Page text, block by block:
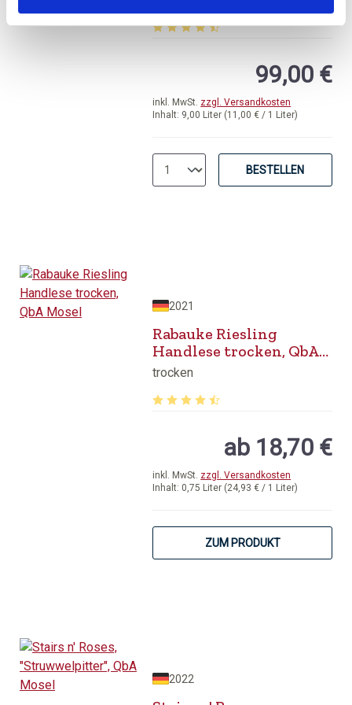
Mosel
Inhalt: 9,00 Liter (11,00 € / 1 Liter)
inkl. MwSt. zzgl. Versandkosten
99,00 €
BESTELLEN
2021
Rabauke Riesling
Handlese trocken, QbA
Mosel
trocken
Inhalt: 0,75 Liter (24,93 € / 1 Liter)
inkl. MwSt. zzgl. Versandkosten
ab 18,70 €
ZUM PRODUKT
2022